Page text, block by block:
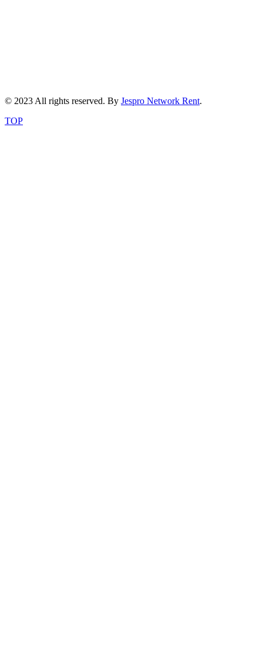
© 2023 All rights reserved. By Jespro Network Rent.
TOP